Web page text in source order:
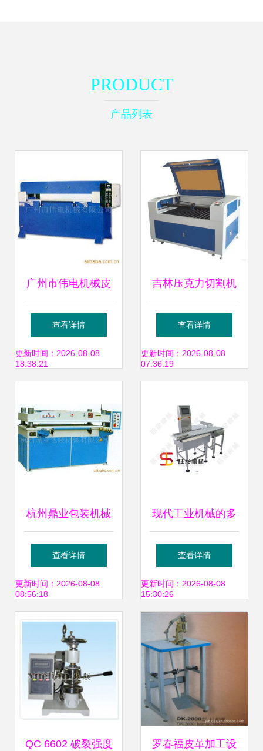
PRODUCT
产品列表
广州市伟电机械皮
革加工设备产品列
表全览
查看详情
更新时间：2026-08-08
18:38:21
吉林压克力切割机
与皮革机械 技术融
合下的创新与高效
查看详情
更新时间：2026-08-08
07:36:19
杭州鼎业包装机械
专业皮革加工设备
产品全览
查看详情
更新时间：2026-08-08
08:56:18
现代工业机械的多
元应用 自热米饭外
膜包装机、方便食
品生产线与皮革机
械的技术革新
查看详情
更新时间：2026-08-08
15:30:26
QC 6602 破裂强度 罗春福皮革加工设